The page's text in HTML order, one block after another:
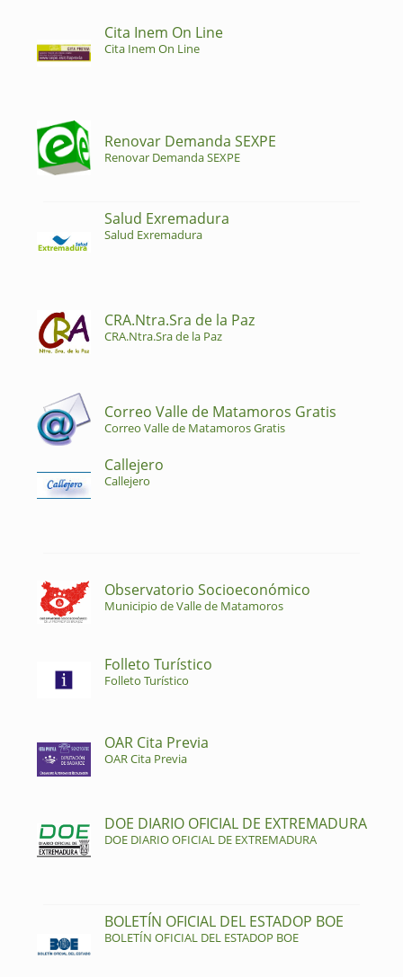
Cita Inem On Line
Cita Inem On Line
Renovar Demanda SEXPE
Renovar Demanda SEXPE
Salud Exremadura
Salud Exremadura
CRA.Ntra.Sra de la Paz
CRA.Ntra.Sra de la Paz
Correo Valle de Matamoros Gratis
Correo Valle de Matamoros Gratis
Callejero
Callejero
Observatorio Socioeconómico
Municipio de Valle de Matamoros
Folleto Turístico
Folleto Turístico
OAR Cita Previa
OAR Cita Previa
DOE DIARIO OFICIAL DE EXTREMADURA
DOE DIARIO OFICIAL DE EXTREMADURA
BOLETÍN OFICIAL DEL ESTADOP BOE
BOLETÍN OFICIAL DEL ESTADOP BOE